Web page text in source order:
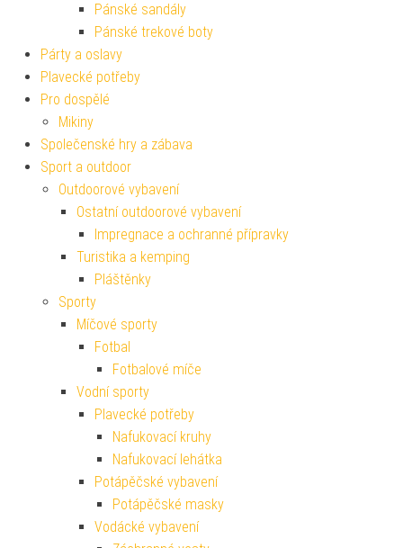
Pánské sandály
Pánské trekové boty
Párty a oslavy
Plavecké potřeby
Pro dospělé
Mikiny
Společenské hry a zábava
Sport a outdoor
Outdoorové vybavení
Ostatní outdoorové vybavení
Impregnace a ochranné přípravky
Turistika a kemping
Pláštěnky
Sporty
Míčové sporty
Fotbal
Fotbalové míče
Vodní sporty
Plavecké potřeby
Nafukovací kruhy
Nafukovací lehátka
Potápěčské vybavení
Potápěčské masky
Vodácké vybavení